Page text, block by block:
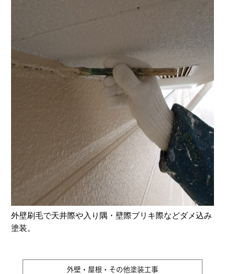
外壁刷毛で天井際や入り隅・壁際ブリキ際などダメ込み
塗装。
外壁・屋根・その他塗装工事